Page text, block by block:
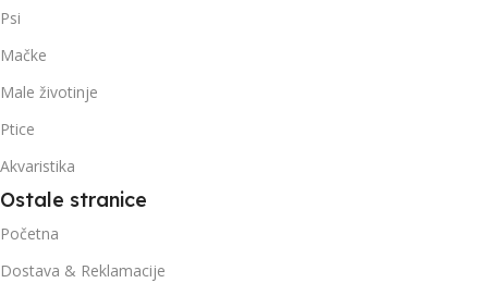
Psi
Mačke
Male životinje
Ptice
Akvaristika
Ostale stranice
Početna
Dostava & Reklamacije